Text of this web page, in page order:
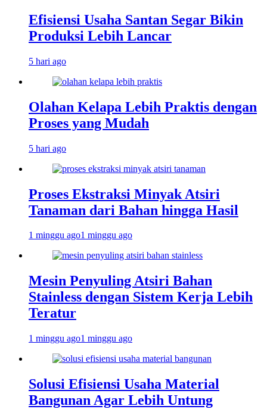
Efisiensi Usaha Santan Segar Bikin
Produksi Lebih Lancar
5 hari ago
Olahan Kelapa Lebih Praktis dengan
Proses yang Mudah
5 hari ago
Proses Ekstraksi Minyak Atsiri
Tanaman dari Bahan hingga Hasil
1 minggu ago1 minggu ago
Mesin Penyuling Atsiri Bahan
Stainless dengan Sistem Kerja Lebih
Teratur
1 minggu ago1 minggu ago
Solusi Efisiensi Usaha Material
Bangunan Agar Lebih Untung